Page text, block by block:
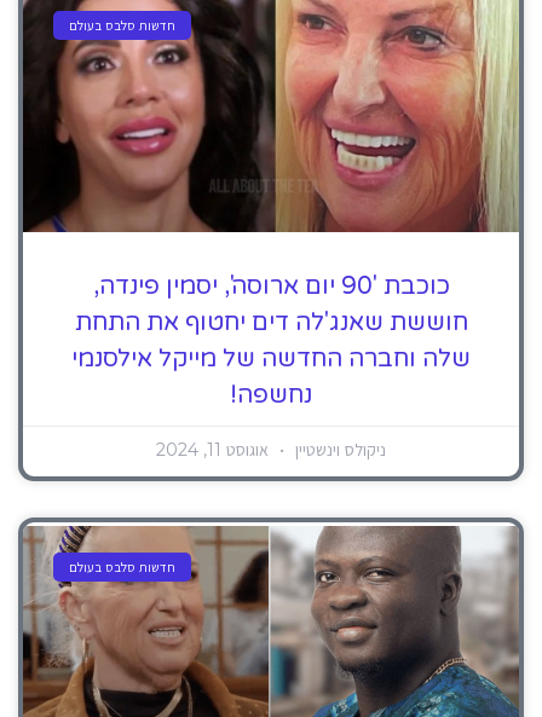
חדשות סלבס בעולם
כוכבת '90 יום ארוסה', יסמין פינדה,
חוששת שאנג'לה דים יחטוף את התחת
שלה וחברה החדשה של מייקל אילסנמי
נחשפה!
ניקולס וינשטיין אוגוסט 11, 2024
חדשות סלבס בעולם